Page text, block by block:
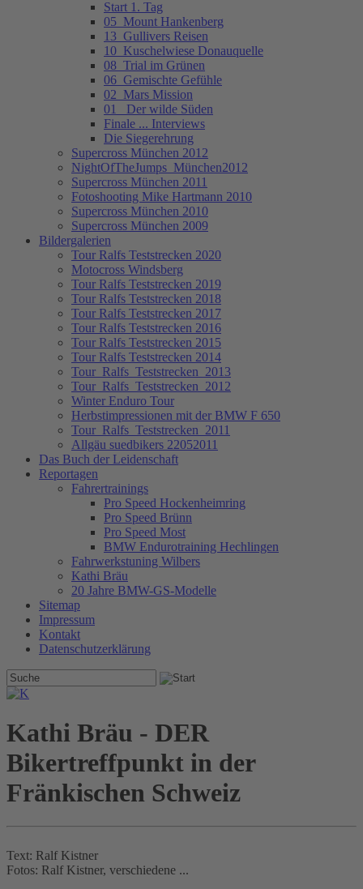
Start 1. Tag
05_Mount Hankenberg
13_Gullivers Reisen
10_Kuschelwiese Donauquelle
08_Trial im Grünen
06_Gemischte Gefühle
02_Mars Mission
01_ Der wilde Süden
Finale ... Interviews
Die Siegerehrung
Supercross München 2012
NightOfTheJumps_München2012
Supercross München 2011
Fotoshooting Mike Hartmann 2010
Supercross München 2010
Supercross München 2009
Bildergalerien
Tour Ralfs Teststrecken 2020
Motocross Windsberg
Tour Ralfs Teststrecken 2019
Tour Ralfs Teststrecken 2018
Tour Ralfs Teststrecken 2017
Tour Ralfs Teststrecken 2016
Tour Ralfs Teststrecken 2015
Tour Ralfs Teststrecken 2014
Tour_Ralfs_Teststrecken_2013
Tour_Ralfs_Teststrecken_2012
Winter Enduro Tour
Herbstimpressionen mit der BMW F 650
Tour_Ralfs_Teststrecken_2011
Allgäu suedbikers 22052011
Das Buch der Leidenschaft
Reportagen
Fahrertrainings
Pro Speed Hockenheimring
Pro Speed Brünn
Pro Speed Most
BMW Endurotraining Hechlingen
Fahrwerkstuning Wilbers
Kathi Bräu
20 Jahre BMW-GS-Modelle
Sitemap
Impressum
Kontakt
Datenschutzerklärung
Kathi Bräu - DER
Bikertreffpunkt in der
Fränkischen Schweiz
Text: Ralf Kistner
Fotos: Ralf Kistner, verschiedene ...